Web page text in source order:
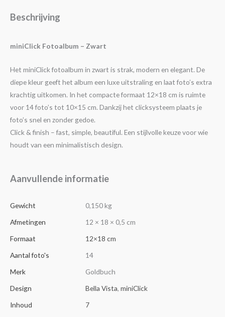
Beschrijving
miniClick Fotoalbum – Zwart
Het miniClick fotoalbum in zwart is strak, modern en elegant. De
diepe kleur geeft het album een luxe uitstraling en laat foto’s extra
krachtig uitkomen. In het compacte formaat 12×18 cm is ruimte
voor 14 foto’s tot 10×15 cm. Dankzij het clicksysteem plaats je
foto’s snel en zonder gedoe.
Click & finish – fast, simple, beautiful. Een stijlvolle keuze voor wie
houdt van een minimalistisch design.
Aanvullende informatie
Gewicht
0,150 kg
Afmetingen
12 × 18 × 0,5 cm
Formaat
12×18 cm
Aantal foto's
14
Merk
Goldbuch
Design
Bella Vista, miniClick
Inhoud
7